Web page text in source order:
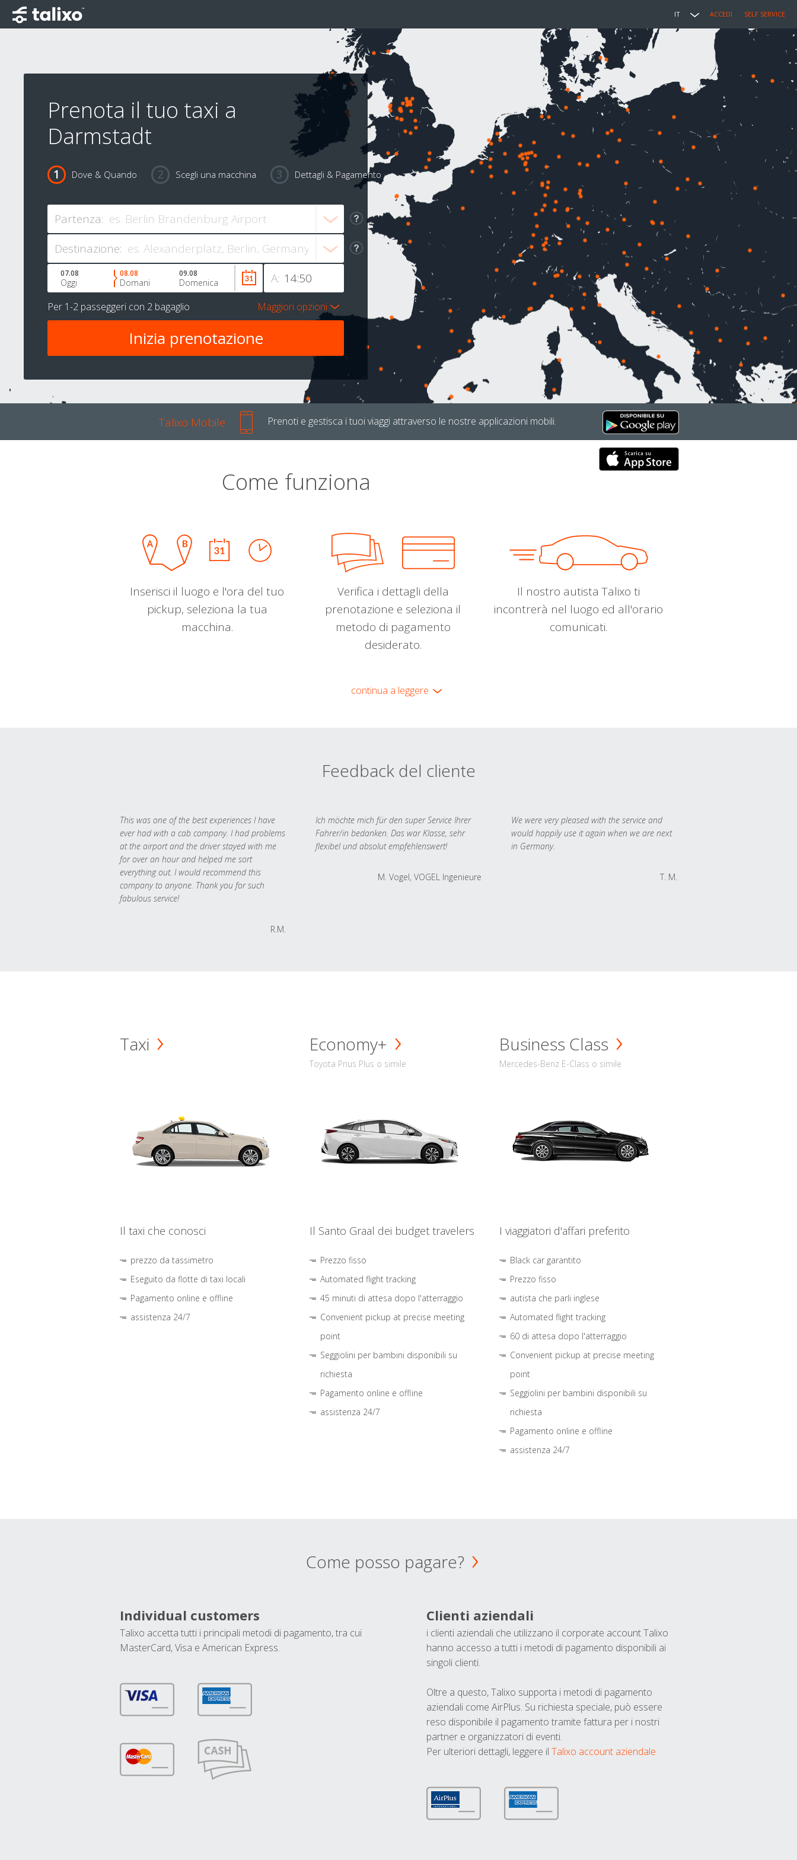
IT ACCEDI SELF SERVICE
Prenota il tuo taxi a
Darmstadt
Dove & Quando Scegli una macchina Dettagli & Pagamento
Partenza:
Destinazione:
A:
07.08
Oggi
08.08
Domani
09.08
Domenica
Per 1-2 passeggeri con 2 bagaglio Maggiori opzioni
Talixo Mobile Prenoti e gestisca i tuoi viaggi attraverso le nostre applicazioni mobili.
Come funziona
Inserisci il luogo e l'ora del tuo
pickup, seleziona la tua
macchina.
Verifica i dettagli della
prenotazione e seleziona il
metodo di pagamento
desiderato.
Il nostro autista Talixo ti
incontrerà nel luogo ed all'orario
comunicati.
continua a leggere
Feedback del cliente
This was one of the best experiences I have
ever had with a cab company. I had problems
at the airport and the driver stayed with me
for over an hour and helped me sort
everything out. I would recommend this
company to anyone. Thank you for such
fabulous service!
R.M.
Ich möchte mich für den super Service Ihrer
Fahrer/in bedanken. Das war Klasse, sehr
flexibel und absolut empfehlenswert!
M. Vogel, VOGEL Ingenieure
We were very pleased with the service and
would happily use it again when we are next
in Germany.
T. M.
Taxi
Il taxi che conosci
prezzo da tassimetro
Eseguito da flotte di taxi locali
Pagamento online e offline
assistenza 24/7
Economy+
Toyota Prius Plus o simile
Il Santo Graal dei budget travelers
Prezzo fisso
Automated flight tracking
45 minuti di attesa dopo l'atterraggio
Convenient pickup at precise meeting
point
Seggiolini per bambini disponibili su
richiesta
Pagamento online e offline
assistenza 24/7
Business Class
Mercedes-Benz E-Class o simile
I viaggiatori d'affari preferito
Black car garantito
Prezzo fisso
autista che parli inglese
Automated flight tracking
60 di attesa dopo l'atterraggio
Convenient pickup at precise meeting
point
Seggiolini per bambini disponibili su
richiesta
Pagamento online e offline
assistenza 24/7
Come posso pagare?
Individual customers
Talixo accetta tutti i principali metodi di pagamento, tra cui
MasterCard, Visa e American Express.
Clienti aziendali
i clienti aziendali che utilizzano il corporate account Talixo
hanno accesso a tutti i metodi di pagamento disponibili ai
singoli clienti.
Oltre a questo, Talixo supporta i metodi di pagamento
aziendali come AirPlus. Su richiesta speciale, può essere
reso disponibile il pagamento tramite fattura per i nostri
partner e organizzatori di eventi.
Per ulteriori dettagli, leggere il Talixo account aziendale